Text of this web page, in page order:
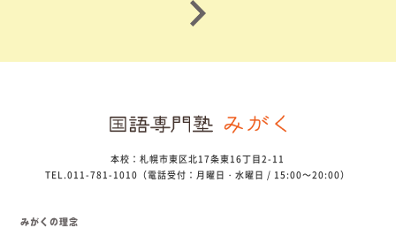
本校：札幌市東区北17条東16丁目2-11
TEL.011-781-1010（電話受付：月曜日・水曜日 / 15:00～20:00）
みがくの理念